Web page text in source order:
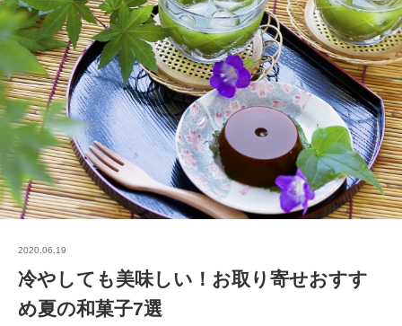
2020.06.19
冷やしても美味しい！お取り寄せおすす
め夏の和菓子7選